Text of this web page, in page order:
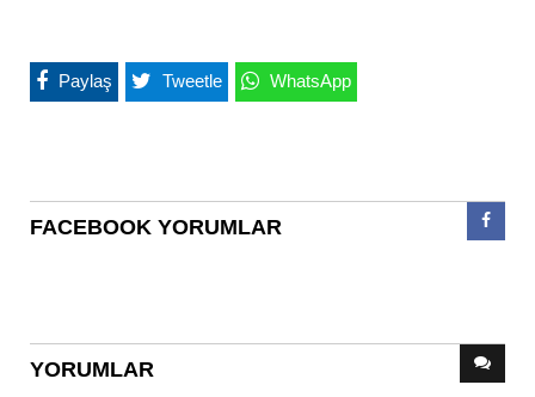
Paylaş Tweetle WhatsApp
FACEBOOK YORUMLAR
YORUMLAR